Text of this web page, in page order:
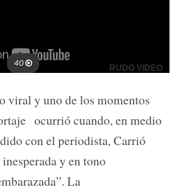
viral y uno de los momentos
ocurrió cuando, en medio
con el periodista, Carrió
y en tono
La